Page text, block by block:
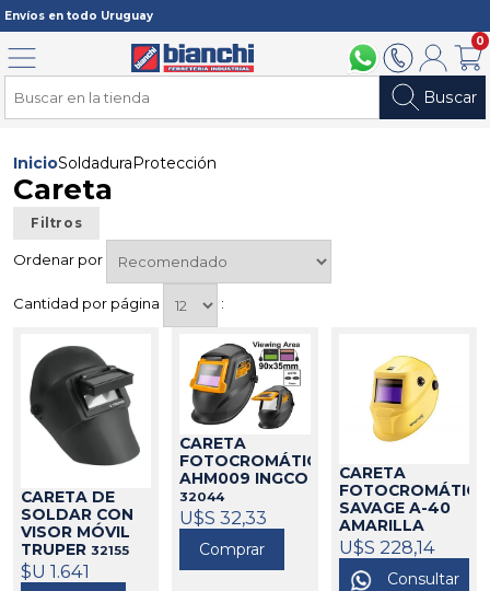
Envíos en todo Uruguay
094 211 1122902 2902Mi cuenta
0
Buscar
Menú
InicioSoldadura Protección
Careta
Filtros
Ordenar por
Cantidad por página :
CARETA DE
SOLDAR CON
VISOR MÓVIL
TRUPER 32155
$U 1.641
CARETA
FOTOCROMÁTICA
AHM009 INGCO
32044
U$S 32,33
Comprar
CARETA
FOTOCROMÁTICA
SAVAGE A-40
AMARILLA
ESAB610034
U$S 228,14
Consultar